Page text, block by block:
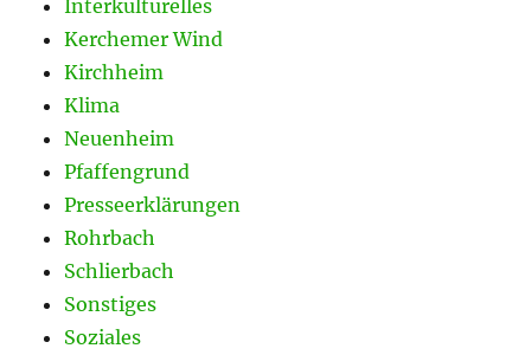
Interkulturelles
Kerchemer Wind
Kirchheim
Klima
Neuenheim
Pfaffengrund
Presseerklärungen
Rohrbach
Schlierbach
Sonstiges
Soziales